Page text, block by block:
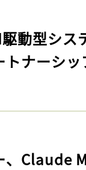
駆動型シ
トナーシ
、Claude